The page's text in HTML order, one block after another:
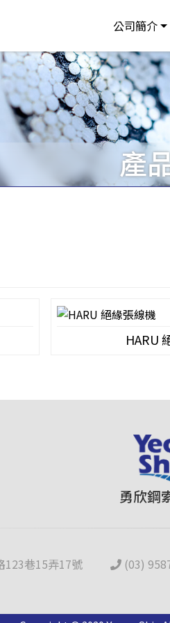
公司簡介
產
HARU
勇欣鋼
123巷15弄17號 (03)